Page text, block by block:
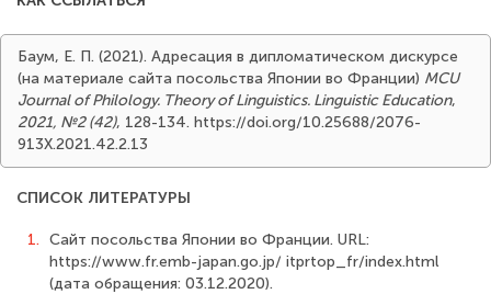
Баум, Е. П. (2021). Адресация в дипломатическом дискурсе
(на материале сайта посольства Японии во Франции) MCU
Journal of Philology. Theory of Linguistics. Linguistic Education,
2021, №2 (42), 128-134. https://doi.org/10.25688/2076-
913X.2021.42.2.13
СПИСОК ЛИТЕРАТУРЫ
1. Сайт посольства Японии во Франции. URL:
https://www.fr.emb-japan.go.jp/ itprtop_fr/index.html
(дата обращения: 03.12.2020).